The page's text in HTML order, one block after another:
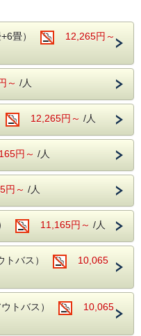
!
場・露天風呂にてご堪能いただけ
14:00～23:00
15:00～23:00
露天風呂〇
がらの入浴にも風情があります。
雀卓）
楽施設が盛りだくさん。
ごしください。
望！
20日から11月20日まで毎朝6時よ
ブランド牛『上州牛サーロインス
口の中でとろけるような肉質は、
一番人気の逸品をぜひご賞味くだ
ープのお客様にもオススメです。
お夕食時となります。
き、お子様は対象外とな
当日チェックインの際
ください。
温泉に癒やされる」
+6畳）
12,265円～
～ /人
12,265円～ /人
円～ /人
円～ /人
11,165円～ /人
トバス）
10,065
ウトバス）
10,065